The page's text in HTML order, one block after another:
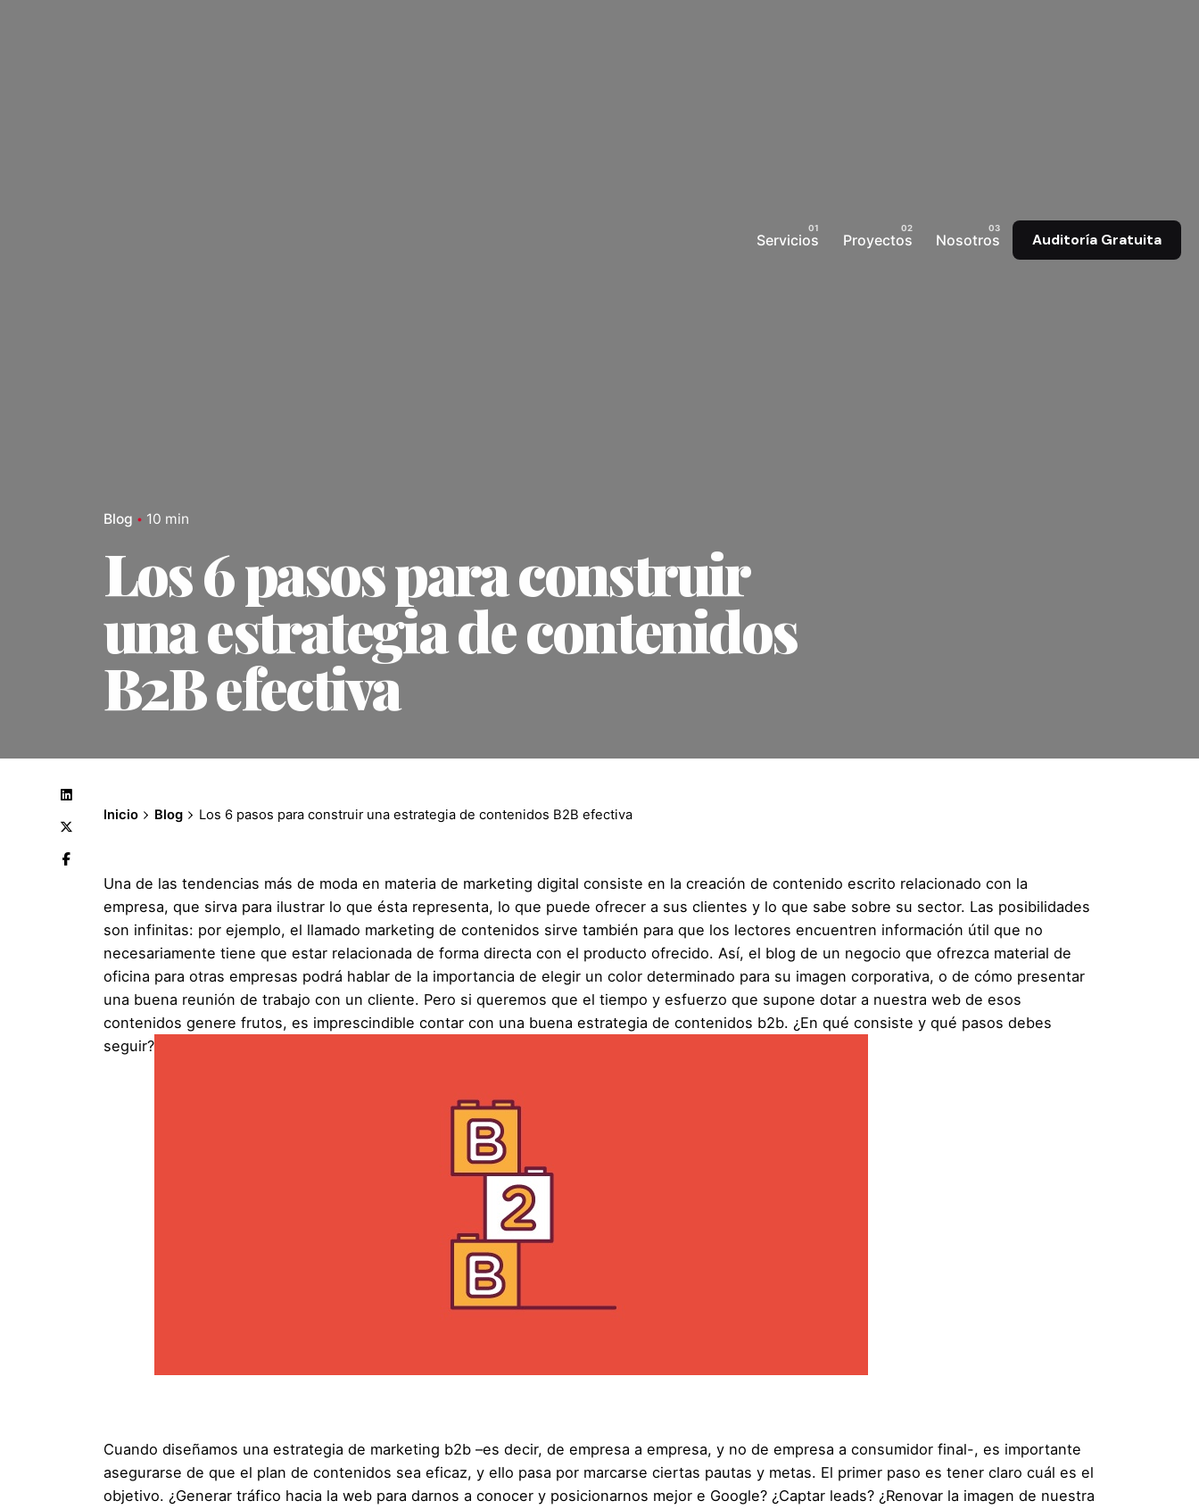
Servicios Proyectos Nosotros Auditoría Gratuita
Blog 10 min
Los 6 pasos para construir
una estrategia de contenidos
B2B efectiva
Inicio Blog Los 6 pasos para construir una estrategia de contenidos B2B efectiva
Una de las tendencias más de moda en materia de marketing digital consiste en la creación de contenido escrito relacionado con la
empresa, que sirva para ilustrar lo que ésta representa, lo que puede ofrecer a sus clientes y lo que sabe sobre su sector. Las posibilidades
son infinitas: por ejemplo, el llamado marketing de contenidos sirve también para que los lectores encuentren información útil que no
necesariamente tiene que estar relacionada de forma directa con el producto ofrecido. Así, el blog de un negocio que ofrezca material de
oficina para otras empresas podrá hablar de la importancia de elegir un color determinado para su imagen corporativa, o de cómo presentar
una buena reunión de trabajo con un cliente. Pero si queremos que el tiempo y esfuerzo que supone dotar a nuestra web de esos
contenidos genere frutos, es imprescindible contar con una buena estrategia de contenidos b2b. ¿En qué consiste y qué pasos debes
seguir?
Cuando diseñamos una estrategia de marketing b2b –es decir, de empresa a empresa, y no de empresa a consumidor final-, es importante
asegurarse de que el plan de contenidos sea eficaz, y ello pasa por marcarse ciertas pautas y metas. El primer paso es tener claro cuál es el
objetivo. ¿Generar tráfico hacia la web para darnos a conocer y posicionarnos mejor e Google? ¿Captar leads? ¿Renovar la imagen de nuestra